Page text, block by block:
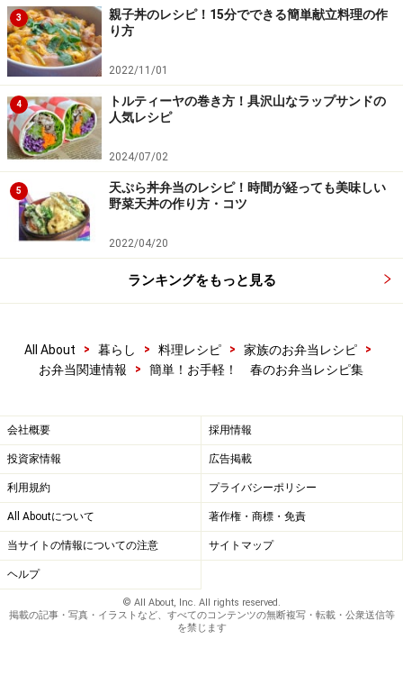
3
親子丼のレシピ！15分でできる簡単献立料理の作
り方
2022/11/01
4
トルティーヤの巻き方！具沢山なラップサンドの
人気レシピ
2024/07/02
5
天ぷら丼弁当のレシピ！時間が経っても美味しい
野菜天丼の作り方・コツ
2022/04/20
ランキングをもっと見る
All About > 暮らし > 料理レシピ > 家族のお弁当レシピ
>
お弁当関連情報
> 簡単！お手軽！ 春のお弁当レシピ集
会社概要 採用情報
投資家情報 広告掲載
利用規約 プライバシーポリシー
All Aboutについて 著作権・商標・免責
当サイトの情報についての注意 サイトマップ
ヘルプ
© All About, Inc. All rights reserved.
掲載の記事・写真・イラストなど、すべてのコンテンツの無断複写・転載・公衆送信等
を禁じます